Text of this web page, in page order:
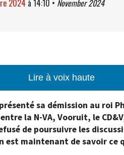
2024 à 14:10 • November 2024
Lire à voix haute
sa démission au roi
la N-VA, Vooruit, le
de poursuivre les
est maintenant de savoir ce